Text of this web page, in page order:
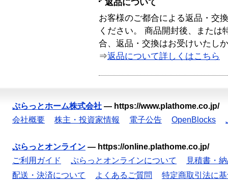
返品について
お客様のご都合による返品・交
ください。 商品開封後、または
合、返品・交換はお受けいたし
⇒返品について詳しくはこちら
ぷらっとホーム株式会社 — https://www.plathome.co.jp/
会社概要
株主・投資家情報 電子公告 OpenBlocks
ぷらっとオンライン — https://online.plathome.co.jp/
ご利用ガイド
ぷらっとオンラインについて
見積書・
配送・決済について
よくあるご質問
特定商取引法に